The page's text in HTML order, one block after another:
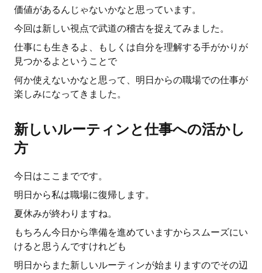
価値があるんじゃないかなと思っています。
今回は新しい視点で武道の稽古を捉えてみました。
仕事にも生きるよ、もしくは自分を理解する手がかりが
見つかるよということで
何か使えないかなと思って、明日からの職場での仕事が
楽しみになってきました。
新しいルーティンと仕事への活かし
方
今日はここまでです。
明日から私は職場に復帰します。
夏休みが終わりますね。
もちろん今日から準備を進めていますからスムーズにい
けると思うんですけれども
明日からまた新しいルーティンが始まりますのでその辺